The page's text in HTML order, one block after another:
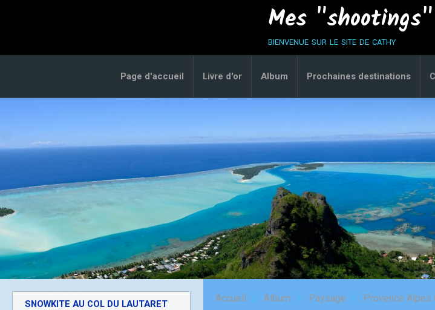
Mes
bienvenue sur le site de cathy
Page d'accueil Livre d'or Album Prochaines destinations
Accueil Album Paysage Provence Alpes
SNOWKITE AU COL DU LAUTARET